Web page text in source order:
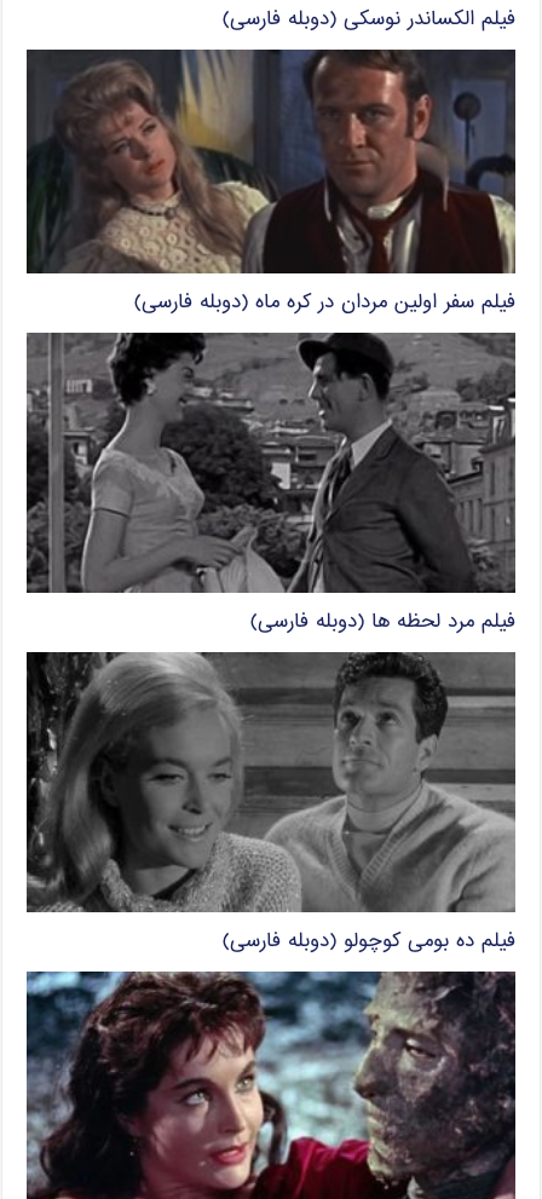
فیلم الکساندر نوسکی (دوبله فارسی)
فیلم سفر اولین مردان در کره ماه (دوبله فارسی)
فیلم مرد لحظه ها (دوبله فارسی)
فیلم ده بومی کوچولو (دوبله فارسی)